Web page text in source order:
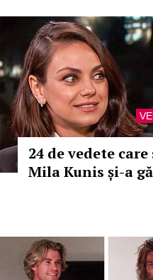
24 de vedete
Mila Kunis și-a